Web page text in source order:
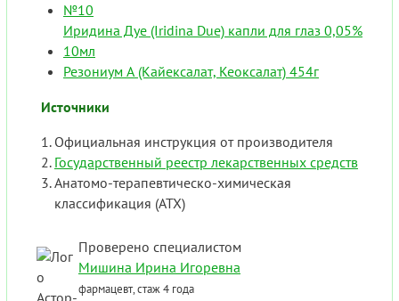
№10
Иридина Дуе (Iridina Due) капли для глаз 0,05%
10мл
Резониум А (Кайексалат, Кеоксалат) 454г
Источники
Официальная инструкция от производителя
Государственный реестр лекарственных средств
Анатомо-терапевтическо-химическая
классификация (ATX)
Проверено специалистом
Мишина Ирина Игоревна
фармацевт, стаж 4 года